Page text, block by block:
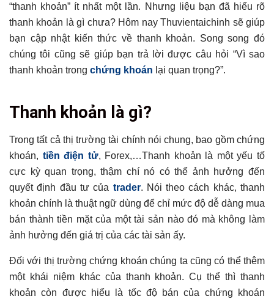
“thanh khoản” ít nhất một lần. Nhưng liệu bạn đã hiểu rõ
thanh khoản là gì chưa? Hôm nay Thuvientaichinh sẽ giúp
bạn cập nhật kiến thức về thanh khoản. Song song đó
chúng tôi cũng sẽ giúp bạn trả lời được câu hỏi “Vì sao
thanh khoản trong chứng khoán lại quan trọng?”.
Tổng hợp bài viết
Vì sao thanh khoản trong chứng khoán lại quan trọng?
Các yếu tố tác động đến thanh khoản trong chứng khoán
Chính sách kinh tế vĩ mô
“Sức khỏe” tài chính của doanh nghiệp
Tâm lý của các nhà đầu tư chứng khoán
Quy định đối với giao dịch của các trader nước ngoài
Có thể bạn chưa biết
Thanh khoản là gì?
Trong tất cả thị trường tài chính nói chung, bao gồm chứng
khoán, tiền điện tử, Forex,…Thanh khoản là một yếu tố
cực kỳ quan trọng, thậm chí nó có thể ảnh hưởng đến
quyết định đầu tư của trader. Nói theo cách khác, thanh
khoản chính là thuật ngữ dùng để chỉ mức độ dễ dàng mua
bán thành tiền mặt của một tài sản nào đó mà không làm
ảnh hưởng đến giá trị của các tài sản ấy.
Đối với thị trường chứng khoán chúng ta cũng có thể thêm
một khái niệm khác của thanh khoản. Cụ thể thì thanh
khoản còn được hiểu là tốc độ bán của chứng khoán